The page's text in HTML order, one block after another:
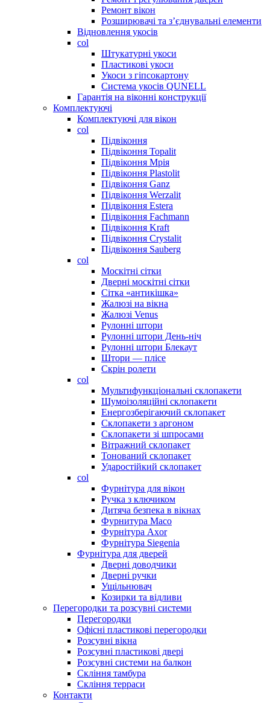
Ремонт вікон
Розширювачі та з’єднувальні елементи
Відновлення укосів
col
Штукатурні укоси
Пластикові укоси
Укоси з гіпсокартону
Система укосів QUNELL
Гарантія на віконні конструкції
Комплектуючі
Комплектуючі для вікон
col
Підвіконня
Підвіконня Topalit
Підвіконня Мрія
Підвіконня Plastolit
Підвіконня Ganz
Підвіконня Werzalit
Підвіконня Estera
Підвіконня Fachmann
Підвіконня Kraft
Підвіконня Crystalit
Підвіконня Sauberg
col
Москітні сітки
Дверні москітні сітки
Сітка «антикішка»
Жалюзі на вікна
Жалюзі Venus
Рулонні штори
Рулонні штори День-ніч
Рулонні штори Блекаут
Штори — плісе
Скрін ролети
col
Мультифункціональні склопакети
Шумоізоляційні склопакети
Енергозберігаючий склопакет
Склопакети з аргоном
Склопакети зі шпросами
Вітражний склопакет
Тонований склопакет
Ударостійкий склопакет
col
Фурнітура для вікон
Ручка з ключиком
Дитяча безпека в вікнах
Фурнитура Maco
Фурнітура Axor
Фурнітура Siegenia
Фурнітура для дверей
Дверні доводчики
Дверні ручки
Ущільнювач
Козирки та відливи
Перегородки та розсувні системи
Перегородки
Офісні пластикові перегородки
Розсувні вікна
Розсувні пластикові двері
Розсувні системи на балкон
Скління тамбура
Скління терраси
Контакти